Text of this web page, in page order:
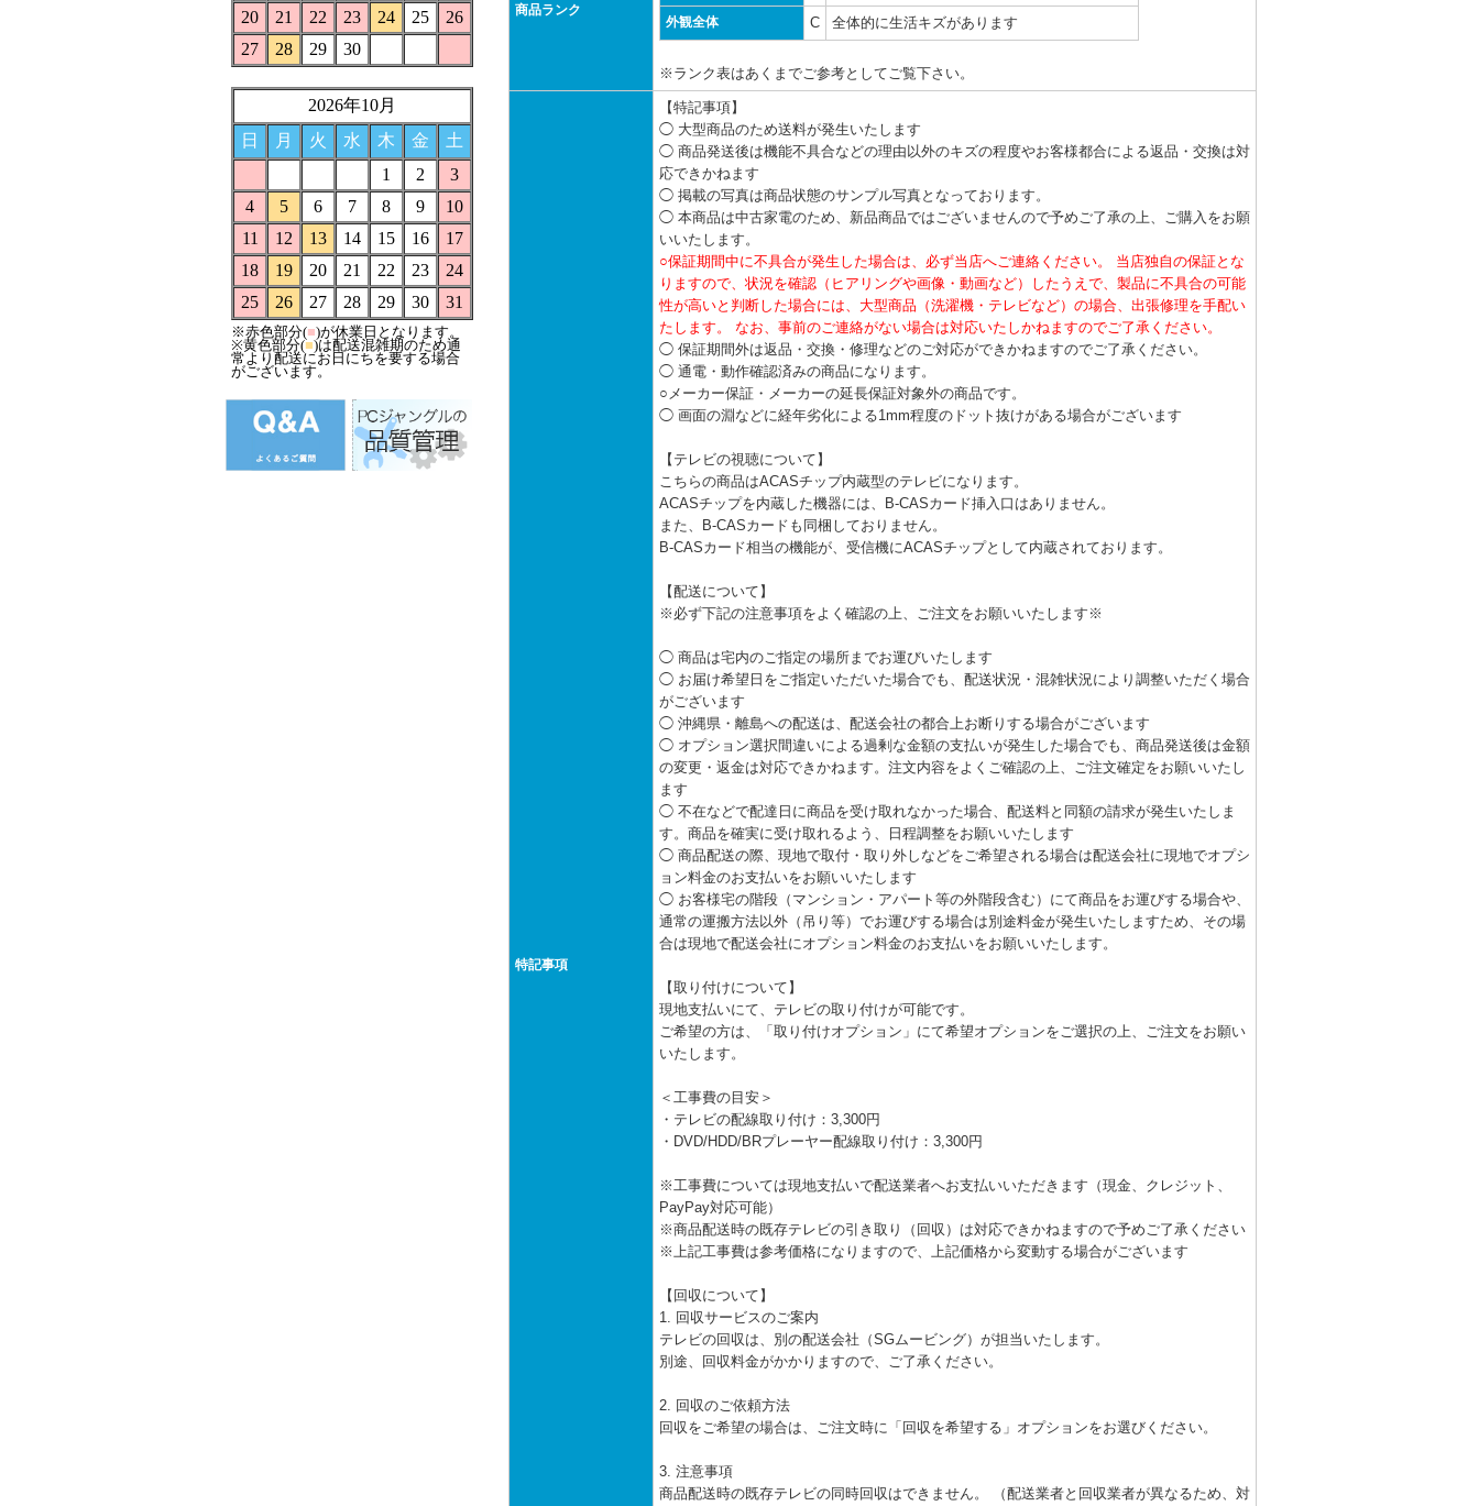
商品ランク
外観全体 C 全体的に生活キズがあります
※ランク表はあくまでご参考としてご覧下さい。
特記事項
【特記事項】
◯ 大型商品のため送料が発生いたします
◯ 商品発送後は機能不具合などの理由以外のキズの程度やお客様都合による返品・交換は対
応できかねます
◯ 掲載の写真は商品状態のサンプル写真となっております。
◯ 本商品は中古家電のため、新品商品ではございませんので予めご了承の上、ご購入をお願
いいたします。
○保証期間中に不具合が発生した場合は、必ず当店へご連絡ください。 当店独自の保証とな
りますので、状況を確認（ヒアリングや画像・動画など）したうえで、製品に不具合の可能
性が高いと判断した場合には、大型商品（洗濯機・テレビなど）の場合、出張修理を手配い
たします。 なお、事前のご連絡がない場合は対応いたしかねますのでご了承ください。
◯ 保証期間外は返品・交換・修理などのご対応ができかねますのでご了承ください。
◯ 通電・動作確認済みの商品になります。
○メーカー保証・メーカーの延長保証対象外の商品です。
◯ 画面の淵などに経年劣化による1mm程度のドット抜けがある場合がございます
【テレビの視聴について】
こちらの商品はACASチップ内蔵型のテレビになります。
ACASチップを内蔵した機器には、B-CASカード挿入口はありません。
また、B-CASカードも同梱しておりません。
B-CASカード相当の機能が、受信機にACASチップとして内蔵されております。
【配送について】
※必ず下記の注意事項をよく確認の上、ご注文をお願いいたします※
◯ 商品は宅内のご指定の場所までお運びいたします
◯ お届け希望日をご指定いただいた場合でも、配送状況・混雑状況により調整いただく場合
がございます
◯ 沖縄県・離島への配送は、配送会社の都合上お断りする場合がございます
◯ オプション選択間違いによる過剰な金額の支払いが発生した場合でも、商品発送後は金額
の変更・返金は対応できかねます。注文内容をよくご確認の上、ご注文確定をお願いいたし
ます
◯ 不在などで配達日に商品を受け取れなかった場合、配送料と同額の請求が発生いたしま
す。商品を確実に受け取れるよう、日程調整をお願いいたします
◯ 商品配送の際、現地で取付・取り外しなどをご希望される場合は配送会社に現地でオプシ
ョン料金のお支払いをお願いいたします
◯ お客様宅の階段（マンション・アパート等の外階段含む）にて商品をお運びする場合や、
通常の運搬方法以外（吊り等）でお運びする場合は別途料金が発生いたしますため、その場
合は現地で配送会社にオプション料金のお支払いをお願いいたします。
【取り付けについて】
現地支払いにて、テレビの取り付けが可能です。
ご希望の方は、「取り付けオプション」にて希望オプションをご選択の上、ご注文をお願い
いたします。
＜工事費の目安＞
・テレビの配線取り付け：3,300円
・DVD/HDD/BRプレーヤー配線取り付け：3,300円
※工事費については現地支払いで配送業者へお支払いいただきます（現金、クレジット、
PayPay対応可能）
※商品配送時の既存テレビの引き取り（回収）は対応できかねますので予めご了承ください
※上記工事費は参考価格になりますので、上記価格から変動する場合がございます
【回収について】
1. 回収サービスのご案内
テレビの回収は、別の配送会社（SGムービング）が担当いたします。
別途、回収料金がかかりますので、ご了承ください。
2. 回収のご依頼方法
回収をご希望の場合は、ご注文時に「回収を希望する」オプションをお選びください。
3. 注意事項
商品配送時の既存テレビの同時回収はできません。 （配送業者と回収業者が異なるため、対